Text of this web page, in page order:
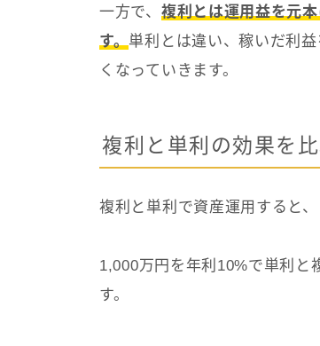
一方で、 複利とは運用益を元
す。単利とは違い、稼いだ利
くなっていきます。
複利と単利の効果を
複利と単利で資産運用すると
1,000万円を年利10%で単利と
す。